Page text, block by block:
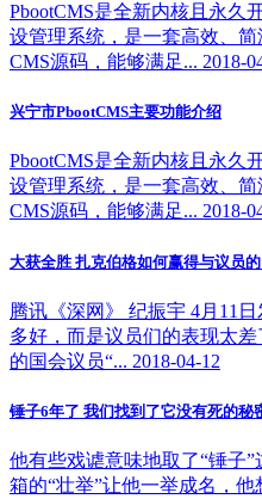
PbootCMS是全新内核且永久
设管理系统，是一套高效、
CMS源码，能够满足... 2018-
兴宁市PbootCMS主要功能介绍
PbootCMS是全新内核且永久
设管理系统，是一套高效、
CMS源码，能够满足... 2018-
大获全胜 扎克伯格如何赢得与议员
腾讯《深网》 纪振宇 4月11
多好，而是议员们的表现太
的国会议员“... 2018-04-12
锤子6年了 我们找到了它没有死的秘
他有些戏谑意味地取了“锤子
箱的“壮举”让他一举成名，